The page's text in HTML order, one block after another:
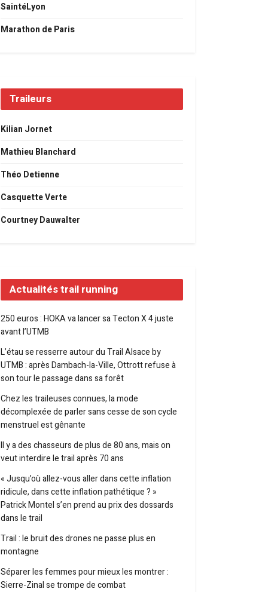
SaintéLyon
Marathon de Paris
Traileurs
Kilian Jornet
Mathieu Blanchard
Théo Detienne
Casquette Verte
Courtney Dauwalter
Actualités trail running
250 euros : HOKA va lancer sa Tecton X 4 juste
avant l’UTMB
L’étau se resserre autour du Trail Alsace by
UTMB : après Dambach-la-Ville, Ottrott refuse à
son tour le passage dans sa forêt
Chez les traileuses connues, la mode
décomplexée de parler sans cesse de son cycle
menstruel est gênante
Il y a des chasseurs de plus de 80 ans, mais on
veut interdire le trail après 70 ans
« Jusqu’où allez-vous aller dans cette inflation
ridicule, dans cette inflation pathétique ? »
Patrick Montel s’en prend au prix des dossards
dans le trail
Trail : le bruit des drones ne passe plus en
montagne
Séparer les femmes pour mieux les montrer :
Sierre-Zinal se trompe de combat